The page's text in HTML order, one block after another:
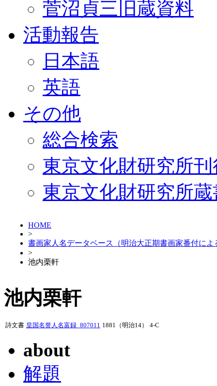
菅沼貞三旧蔵資料
活動報告
日本語
英語
その他
総合検索
東京文化財研究所
東京文化財研究所
HOME
>
書画家人名データベース（明治大正期書画家番付によ
>
池内栗軒
池内栗軒
詩文書 皇国名誉人名富録_807011 1881（明治14） 4-C
about
解題